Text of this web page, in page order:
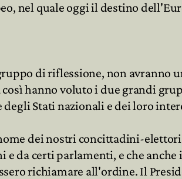
nel quale oggi il destino
di riflessione, non avranno
hanno voluto i due grandi
Stati nazionali e dei loro
dei nostri concittadini-
da certi parlamenti, e che
richiamare all'ordine. Il